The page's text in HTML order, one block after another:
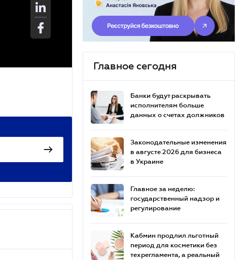
Главное сегодня
Банки будут раскрывать
исполнителям больше
данных о счетах должников
Законодательные изменения
в августе 2026 для бизнеса
в Украине
Главное за неделю:
государственный надзор и
регулирование
Кабмин продлил льготный
период для косметики без
техрегламента, а реальный